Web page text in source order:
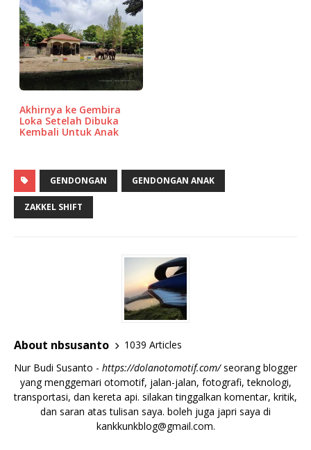
Akhirnya ke Gembira
Loka Setelah Dibuka
Kembali Untuk Anak
GENDONGAN GENDONGAN ANAK
ZAKKEL SHIFT
About nbsusanto
1039 Articles
Nur Budi Susanto - https://dolanotomotif.com/seorang blogger
yang menggemari otomotif, jalan-jalan, fotografi, teknologi,
transportasi, dan kereta api. silakan tinggalkan komentar, kritik,
dan saran atas tulisan saya. boleh juga japri saya di
kankkunkblog@gmail.com.